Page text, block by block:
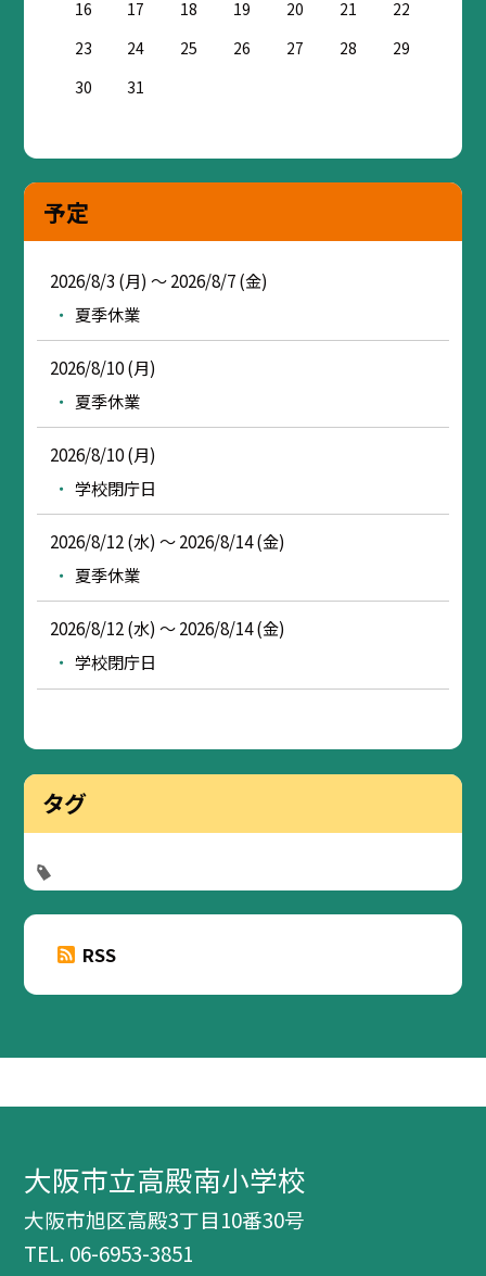
16
17 18 19 20 21
22
23
24 25 26 27 28
29
30
31
予定
2026/8/3 (月) ～ 2026/8/7 (金)
夏季休業
2026/8/10 (月)
夏季休業
2026/8/10 (月)
学校閉庁日
2026/8/12 (水) ～ 2026/8/14 (金)
夏季休業
2026/8/12 (水) ～ 2026/8/14 (金)
学校閉庁日
タグ
RSS
大阪市立高殿南小学校
大阪市旭区高殿3丁目10番30号
TEL. 06-6953-3851